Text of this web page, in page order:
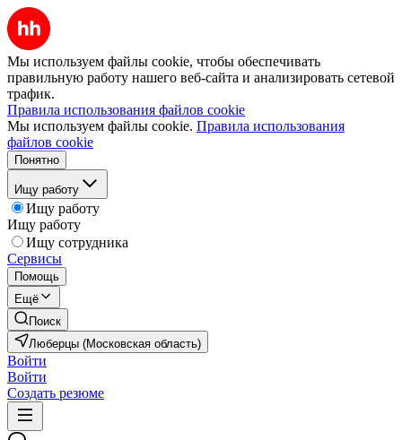
Мы используем файлы cookie, чтобы обеспечивать
правильную работу нашего веб-сайта и анализировать сетевой
трафик.
Правила использования файлов cookie
Мы используем файлы cookie. Правила использования
файлов cookie
Понятно
Ищу работу
Ищу работу
Ищу работу
Ищу сотрудника
Сервисы
Помощь
Ещё
Поиск
Люберцы (Московская область)
Войти
Войти
Создать резюме